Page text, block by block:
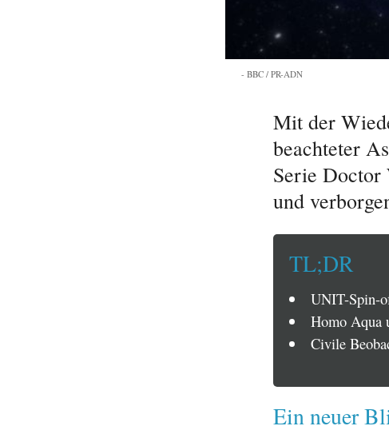
BBC / PR-ADN
Mit der
beachteter
Serie Doctor
und
TL;DR
UNIT-Spin-
Homo Aqua
Civile
Ein neuer